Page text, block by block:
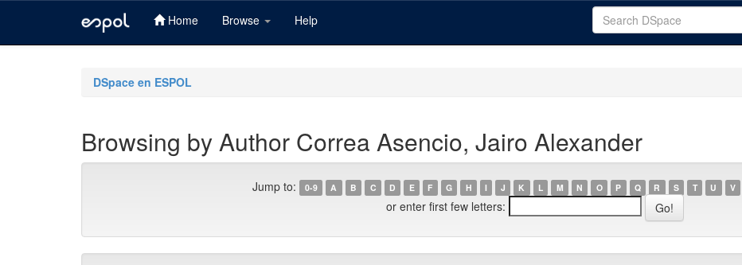
Home Browse Help
DSpace en ESPOL
Browsing by Author Correa Asencio, Jairo Alexander
Jump to: 0-9 A B C D E F G H I J K L M N O P Q R S T U V
or enter first few letters: